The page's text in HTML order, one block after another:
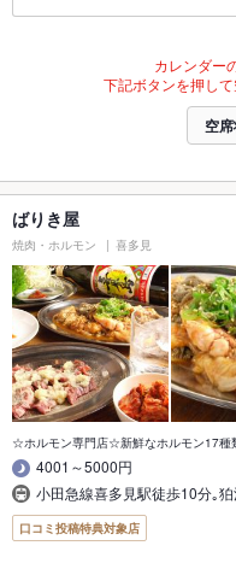
カレンダー
下記ボタンを押して
空
ばりき屋
焼肉・ホルモン 喜多見
☆ホルモン専門店☆新鮮なホルモン17種
4001～5000円
小田急線喜多見駅徒歩10分｡
口コミ投稿特典対象店